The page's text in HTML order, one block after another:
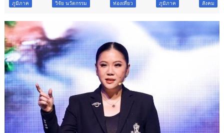
วิจัย นวัตกรรม ท่องเที่ยว ภูมิภาค สังคม